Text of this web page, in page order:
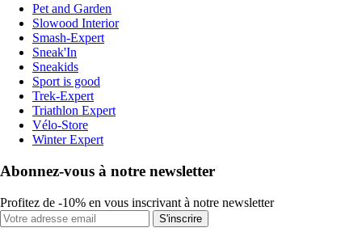
Pet and Garden
Slowood Interior
Smash-Expert
Sneak'In
Sneakids
Sport is good
Trek-Expert
Triathlon Expert
Vélo-Store
Winter Expert
Abonnez-vous à notre newsletter
Profitez de -10% en vous inscrivant à notre newsletter
S'inscrire